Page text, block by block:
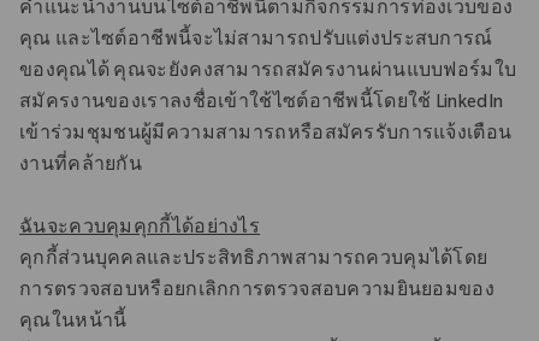
คําแนะนํางานบนไซต์อาชีพนี้ตามกิจกรรมการท่องเว็บของ
คุณ และไซต์อาชีพนี้จะไม่สามารถปรับแต่งประสบการณ์
ของคุณได้ คุณจะยังคงสามารถสมัครงานผ่านแบบฟอร์มใบ
สมัครงานของเราลงชื่อเข้าใช้ไซต์อาชีพนี้โดยใช้ LinkedIn
เข้าร่วมชุมชนผู้มีความสามารถหรือสมัครรับการแจ้งเตือน
งานที่คล้ายกัน
ฉันจะควบคุมคุกกี้ได้อย่างไร
คุกกี้ส่วนบุคคลและประสิทธิภาพสามารถควบคุมได้โดย
การตรวจสอบหรือยกเลิกการตรวจสอบความยินยอมของ
คุณในหน้านี้